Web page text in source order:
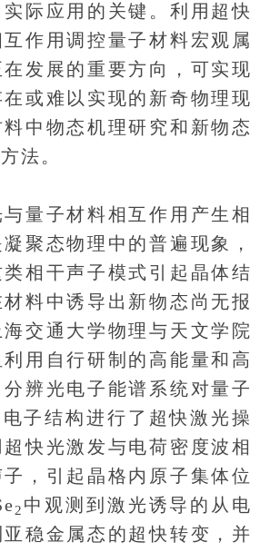
际应用的关键。利用超快
作用调控量子材料宏观属
发展的重要方向，可实现
或难以实现的新奇物理现
中物态机理研究和新物态
法。
子材料相互作用产生相
聚态物理中的普遍现象，
相干声子模式引起晶体结
料中诱导出新物态尚无报
交通大学物理与天文学院
用自行研制的高能量和高
辨光电子能谱系统对量子
电子结构进行了超快激光操
快光激发与电荷密度波相
，引起晶格内原子集体位
2 中观测到激光诱导的从电
稳金属态的超快转变，并